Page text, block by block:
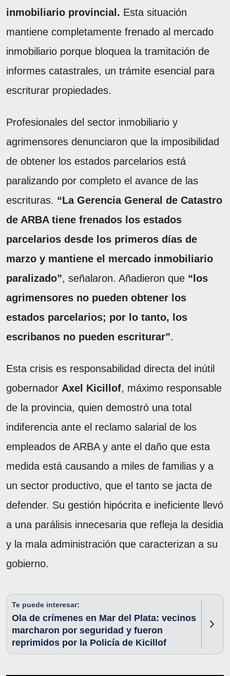
inmobiliario provincial. Esta situación
mantiene completamente frenado al mercado
inmobiliario porque bloquea la tramitación de
informes catastrales, un trámite esencial para
escriturar propiedades.
Profesionales del sector inmobiliario y
agrimensores denunciaron que la imposibilidad
de obtener los estados parcelarios está
paralizando por completo el avance de las
escrituras. “La Gerencia General de Catastro
de ARBA tiene frenados los estados
parcelarios desde los primeros días de
marzo y mantiene el mercado inmobiliario
paralizado”, señalaron. Añadieron que “los
agrimensores no pueden obtener los
estados parcelarios; por lo tanto, los
escribanos no pueden escriturar”.
Esta crisis es responsabilidad directa del inútil
gobernador Axel Kicillof, máximo responsable
de la provincia, quien demostró una total
indiferencia ante el reclamo salarial de los
empleados de ARBA y ante el daño que esta
medida está causando a miles de familias y a
un sector productivo, que el tanto se jacta de
defender. Su gestión hipócrita e ineficiente llevó
a una parálisis innecesaria que refleja la desidia
y la mala administración que caracterizan a su
gobierno.
Te puede interesar:
Ola de crímenes en Mar del Plata: vecinos
marcharon por seguridad y fueron
reprimidos por la Policía de Kicillof